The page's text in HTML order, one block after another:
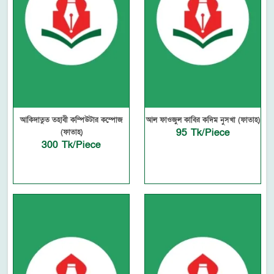
আকিদাতুত তহাবী কম্পিউটার কম্পোজ
(ফাতাহ)
300 Tk/Piece
আল ফাওজুল কাবির কদিম নুসখা (ফাতাহ)
95 Tk/Piece